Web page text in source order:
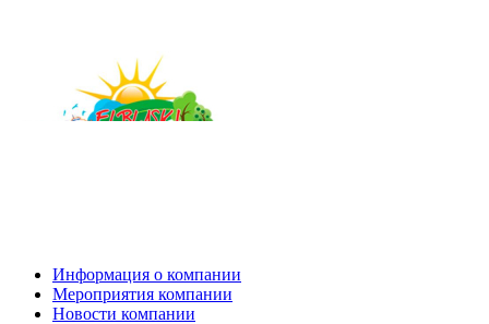
Информация о компании
Мероприятия компании
Новости компании